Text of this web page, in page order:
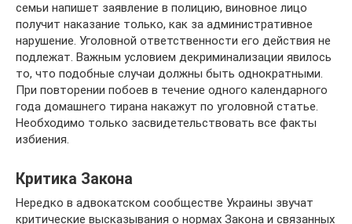
семьи напишет заявление в полицию, виновное лицо
получит наказание только, как за административное
нарушение. Уголовной ответственности его действия не
подлежат. Важным условием декриминализации явилось
то, что подобные случаи должны быть однократными.
При повторении побоев в течение одного календарного
года домашнего тирана накажут по уголовной статье.
Необходимо только засвидетельствовать все факты
избиения.
Критика Закона
Нередко в адвокатском сообществе Украины звучат
критические высказывания о нормах Закона и связанных